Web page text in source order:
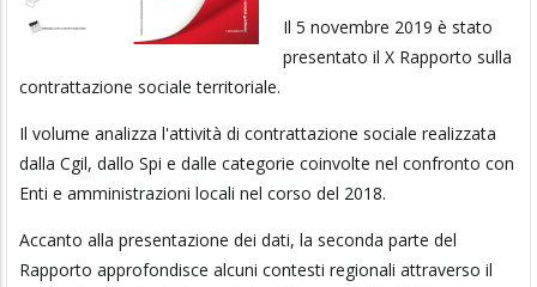
Il 5 novembre 2019 è stato
presentato il X Rapporto sulla
contrattazione sociale territoriale.
Il volume analizza l'attività di contrattazione sociale realizzata
dalla Cgil, dallo Spi e dalle categorie coinvolte nel confronto con
Enti e amministrazioni locali nel corso del 2018.
Accanto alla presentazione dei dati, la seconda parte del
Rapporto approfondisce alcuni contesti regionali attraverso il